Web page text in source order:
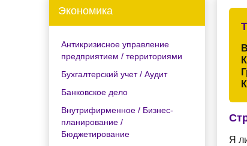
Экономика
Антикризисное управление
предприятием / территориями
Бухгалтерский учет / Аудит
Банковское дело
Внутрифирменное / Бизнес-
планирование /
Бюджетирование
Я